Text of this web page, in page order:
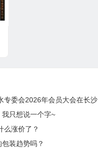
会2026年会员大会在长沙圆满召开
我只想说一个字~
么涨价了？
装趋势吗？